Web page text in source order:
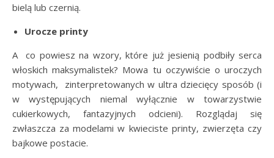
bielą lub czernią.
Urocze printy
A co powiesz na wzory, które już jesienią podbiły serca
włoskich maksymalistek? Mowa tu oczywiście o uroczych
motywach, zinterpretowanych w ultra dziecięcy sposób (i
w występujących niemal wyłącznie w towarzystwie
cukierkowych, fantazyjnych odcieni). Rozglądaj się
zwłaszcza za modelami w kwieciste printy, zwierzęta czy
bajkowe postacie.